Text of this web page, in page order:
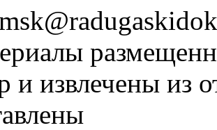
и извлечены из